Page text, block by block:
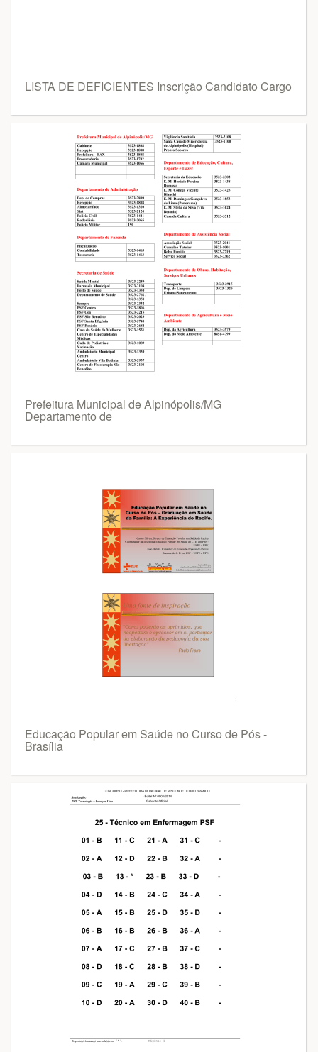
LISTA DE DEFICIENTES Inscrição Candidato Cargo
Prefeitura Municipal de Alpinópolis/MG
Departamento de
Educação Popular em Saúde no Curso de Pós -
Brasília